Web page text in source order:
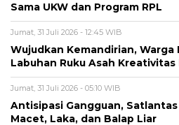
Sama UKW dan Program RPL
Jumat, 31 Juli 2026 - 12:45 WIB
Wujudkan Kemandirian, Warga
Labuhan Ruku Asah Kreativitas
Jumat, 31 Juli 2026 - 05:10 WIB
Antisipasi Gangguan,
Macet, Laka, dan Balap Liar